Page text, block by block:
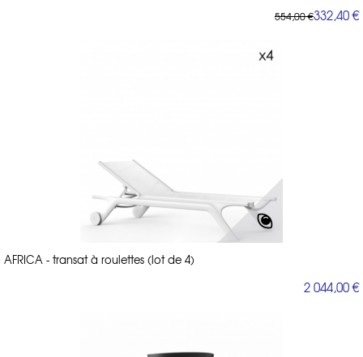
554,00 €332,40 €
AFRICA - transat à roulettes (lot de 4)
2 044,00 €